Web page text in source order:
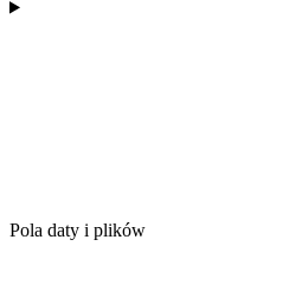
Pola daty i plików